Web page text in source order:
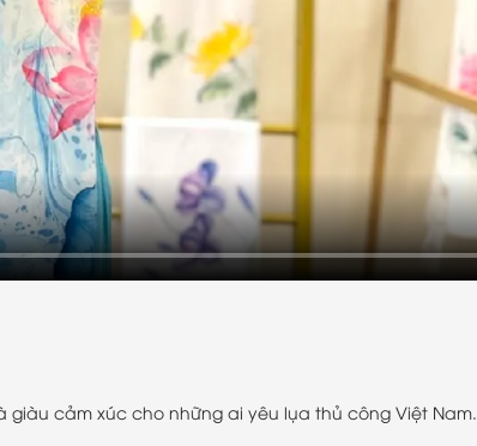
giàu cảm xúc cho những ai yêu lụa thủ công Việt Nam.